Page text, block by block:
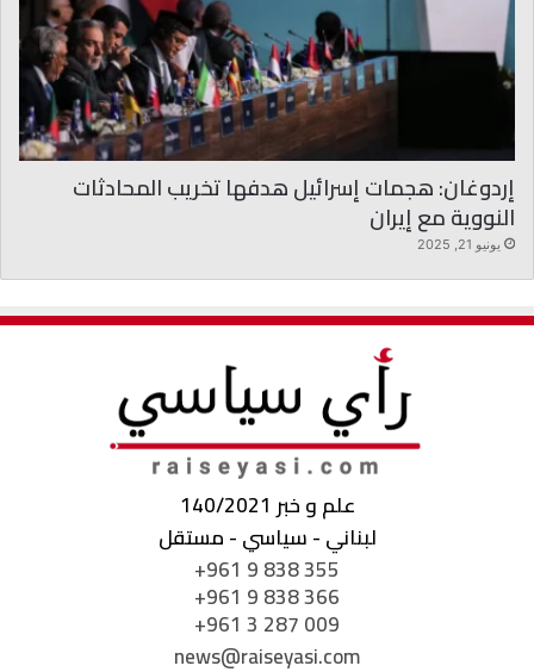
إردوغان: هجمات إسرائيل هدفها تخريب المحادثات
النووية مع إيران
يونيو 21, 2025
علم و خبر 140/2021
لبناني - سياسي - مستقل
+961 9 838 355
+961 9 838 366
+961 3 287 009
news@raiseyasi.com